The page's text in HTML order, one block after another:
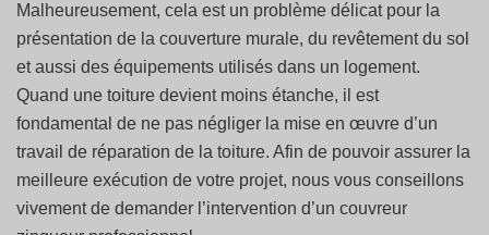
Malheureusement, cela est un problème délicat pour la
présentation de la couverture murale, du revêtement du sol
et aussi des équipements utilisés dans un logement.
Quand une toiture devient moins étanche, il est
fondamental de ne pas négliger la mise en œuvre d’un
travail de réparation de la toiture. Afin de pouvoir assurer la
meilleure exécution de votre projet, nous vous conseillons
vivement de demander l’intervention d’un couvreur